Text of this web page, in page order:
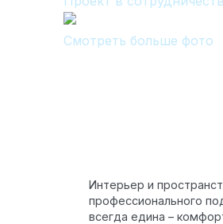
Реконструкция
Смотреть больше фото
Интерьер и
профессионального
всегда едина –